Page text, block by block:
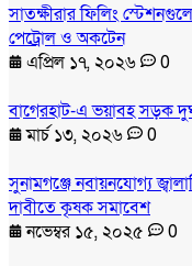
সাতক্ষীরার ফিলিং
পেট্রোল ও অকটেন
এপ্রিল ১৭, ২০২৬
0
বাগেরহাট-এ ভয়াবহ সড়ক
মার্চ ১৩, ২০২৬
0
সুনামগঞ্জে নবায়নযোগ্য
দাবীতে কৃষক সমাবেশ
নভেম্বর ১৫, ২০২৫
0